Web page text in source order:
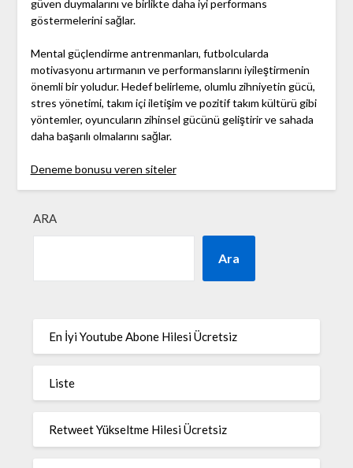
güven duymalarını ve birlikte daha iyi performans
göstermelerini sağlar.
Mental güçlendirme antrenmanları, futbolcularda
motivasyonu artırmanın ve performanslarını iyileştirmenin
önemli bir yoludur. Hedef belirleme, olumlu zihniyetin gücü,
stres yönetimi, takım içi iletişim ve pozitif takım kültürü gibi
yöntemler, oyuncuların zihinsel gücünü geliştirir ve sahada
daha başarılı olmalarını sağlar.
Deneme bonusu veren siteler
ARA
Ara
En İyi Youtube Abone Hilesi Ücretsiz
Liste
Retweet Yükseltme Hilesi Ücretsiz